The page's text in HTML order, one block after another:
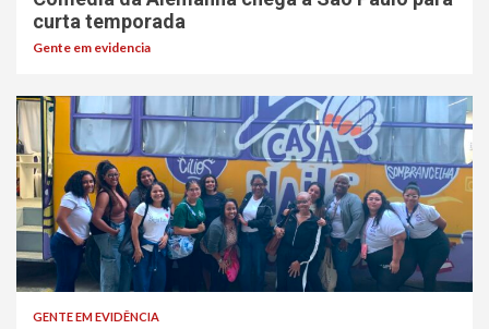
curta temporada
Gente em evidencia
GENTE EM EVIDÊNCIA